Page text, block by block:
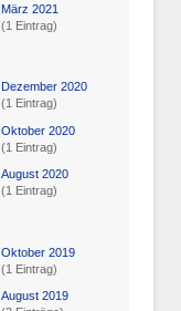
März 2021
(1 Eintrag)
Dezember 2020
(1 Eintrag)
Oktober 2020
(1 Eintrag)
August 2020
(1 Eintrag)
Oktober 2019
(1 Eintrag)
August 2019